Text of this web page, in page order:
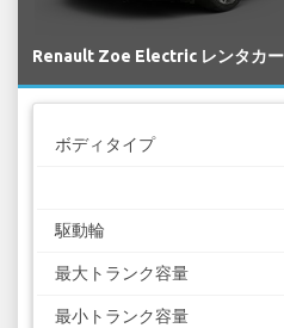
Renault Zoe Electric レンタカ
ボディタイプ
駆動輪
最大トランク容量
最小トランク容量